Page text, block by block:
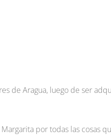
de Aragua, luego de ser
por todas las cosas